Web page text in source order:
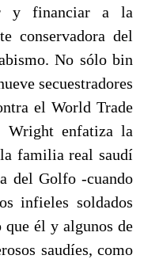
y financiar a la
conservadora del
No sólo bin
secuestradores
el World Trade
Wright enfatiza la
familia real saudí
del Golfo -cuando
infieles soldados
él y algunos de
saudíes, como